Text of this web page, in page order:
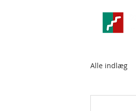
Alle indlæg